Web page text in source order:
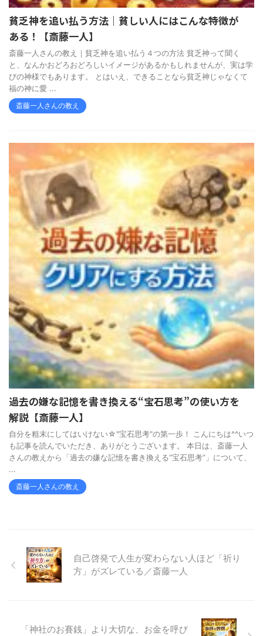
貧乏神を追い払う方法｜貧しい人にはこんな特徴が
ある！【斎藤一人】
斎藤一人さんの教え｜貧乏神を追い払う４つの方法 貧乏神って聞く
と、なんかおどろおどろしいイメージがあるかもしれませんが、実は学
びの神様でもあります。 とはいえ、できることなら貧乏神じゃなくて
福の神に愛 ...
斎藤一人さんの教え
過去の嫌な記憶を書き換える“宝石思考”の使い方を
解説【斎藤一人】
自分を粗末にしてはいけない☆"宝石思考"の第一歩！ こんにちは^^いつ
も記事を読んでいただき、ありがとうございます。 本日は、斎藤一人
さんの教えから「過去の嫌な記憶を書き換える“宝石思考”」について、
...
斎藤一人さんの教え
自己啓発で人生が変わらない人ほど「祈り
方」がズレている／斎藤一人
「神社のお賽銭」より大切な、お金を呼び